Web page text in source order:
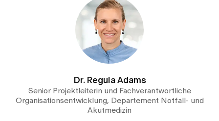
Dr. Regula Adams
Senior Projektleiterin und Fachverantwortliche
Organisationsentwicklung, Departement Notfall- und
Akutmedizin